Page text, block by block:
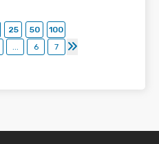
25 50
100
... 6 7